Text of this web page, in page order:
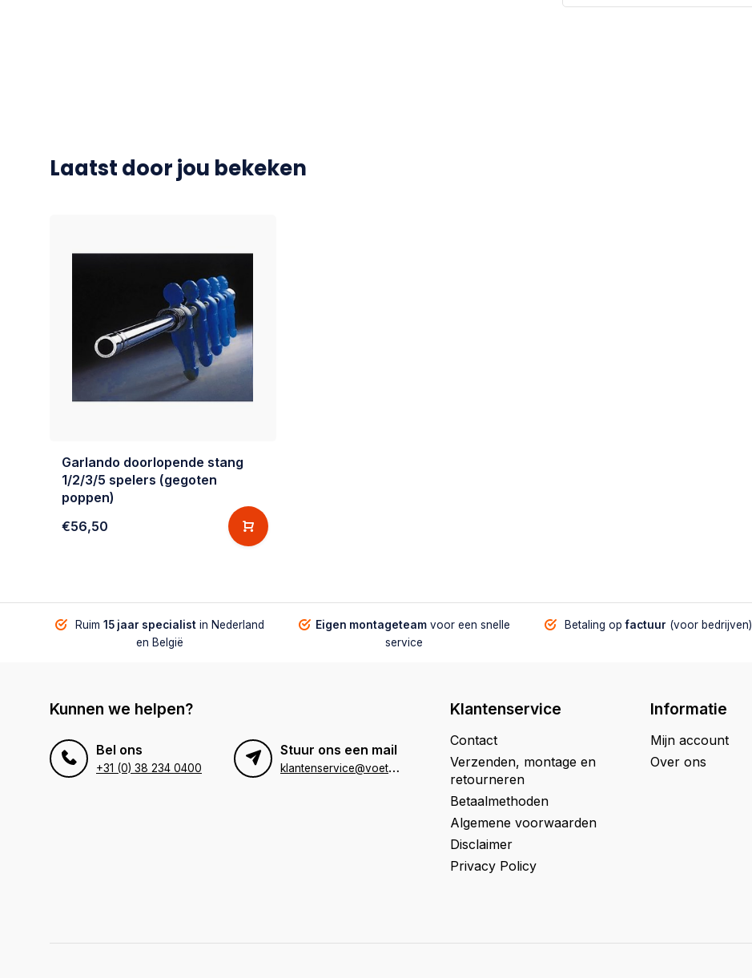
Laatst door jou bekeken
Garlando doorlopende stang
1/2/3/5 spelers (gegoten
poppen)
€56,50
Ruim 15 jaar specialist in Nederland
en België
Eigen montageteamvoor een snelle
service
Betaling opfactuur (voor bedrijven)
Kunnen we helpen?
Bel ons
+31 (0) 38 234 0400
Stuur ons een mail
k
lantenservice@voetbaltafelwinkel.nl
Klantenservice
Contact
Verzenden, montage en
retourneren
Betaalmethoden
Algemene voorwaarden
Disclaimer
Privacy Policy
Informatie
Mijn account
Over ons